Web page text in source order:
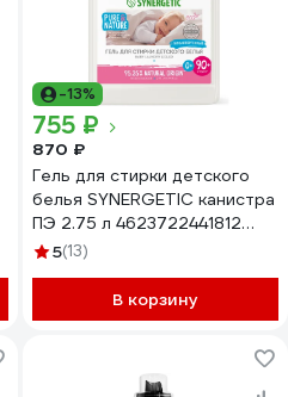
-13%
755 ₽
870 ₽
Гель для стирки детского
белья SYNERGETIC канистра
ПЭ 2.75 л 4623722441812
109271
5(13)
В корзину